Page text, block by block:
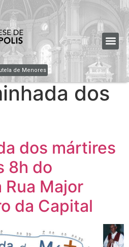
de Menores
dos
dos mártires
8h do
Major
da Capital